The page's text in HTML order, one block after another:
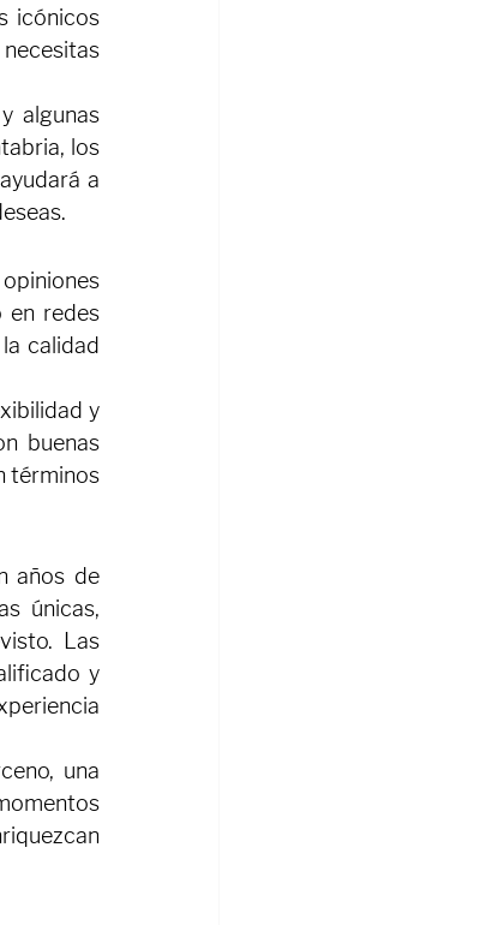
icónicos
algunas
los
a
en redes
calidad
y
buenas
términos
años de
únicas,
Las
y
una